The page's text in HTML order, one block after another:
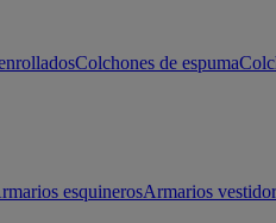
Colchones de espuma
esquinerosArmarios